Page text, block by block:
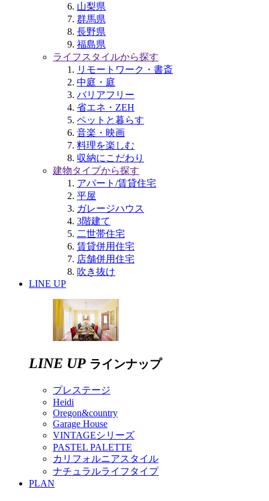
山梨県
群馬県
長野県
福島県
ライフスタイルから探す
リモートワーク・書斎
中庭・庭
バリアフリー
省エネ・ZEH
ペットと暮らす
音楽・映画
料理を楽しむ
収納にこだわり
建物タイプから探す
アパート/賃貸住宅
平屋
ガレージハウス
3階建て
二世帯住宅
賃貸併用住宅
店舗併用住宅
吹き抜け
LINE UP
LINE UP ラインナップ
プレステージ
Heidi
Oregon&country
Garage House
VINTAGEシリーズ
PASTEL PALETTE
カリフォルニアスタイル
ナチュラルライフタイプ
PLAN